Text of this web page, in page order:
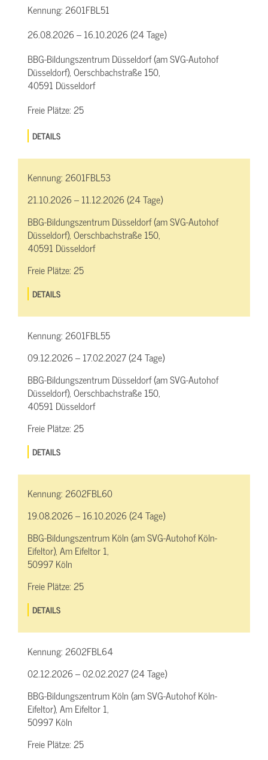
Kennung:2601FBL51
26.08.2026 – 16.10.2026 (24 Tage)
BBG-Bildungszentrum Düsseldorf (am SVG-Autohof
Düsseldorf), Oerschbachstraße 150,
40591 Düsseldorf
Freie Plätze:25
DETAILS
Kennung:2601FBL53
21.10.2026 – 11.12.2026 (24 Tage)
BBG-Bildungszentrum Düsseldorf (am SVG-Autohof
Düsseldorf), Oerschbachstraße 150,
40591 Düsseldorf
Freie Plätze:25
DETAILS
Kennung:2601FBL55
09.12.2026 – 17.02.2027 (24 Tage)
BBG-Bildungszentrum Düsseldorf (am SVG-Autohof
Düsseldorf), Oerschbachstraße 150,
40591 Düsseldorf
Freie Plätze:25
DETAILS
Kennung:2602FBL60
19.08.2026 – 16.10.2026 (24 Tage)
BBG-Bildungszentrum Köln (am SVG-Autohof Köln-
Eifeltor), Am Eifeltor 1,
50997 Köln
Freie Plätze:25
DETAILS
Kennung:2602FBL64
02.12.2026 – 02.02.2027 (24 Tage)
BBG-Bildungszentrum Köln (am SVG-Autohof Köln-
Eifeltor), Am Eifeltor 1,
50997 Köln
Freie Plätze:25